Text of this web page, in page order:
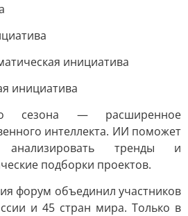
инициатива
инициатива
сезона — расширенное
интеллекта. ИИ поможет
анализировать тренды и
подборки проектов.
форум объединил участников
и 45 стран мира. Только в